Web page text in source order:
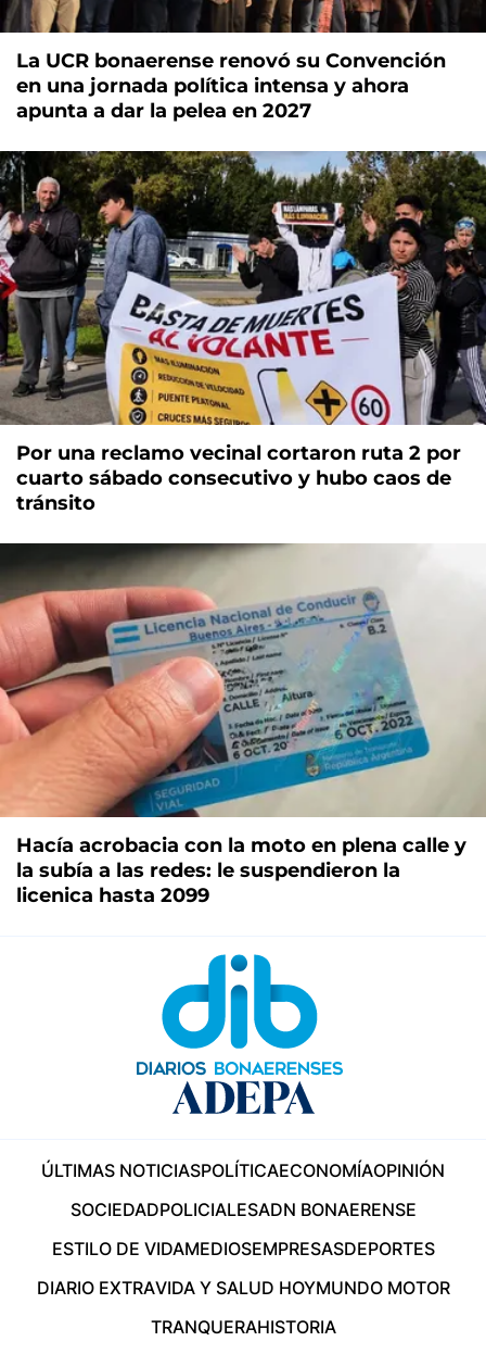
La UCR bonaerense renovó su Convención
en una jornada política intensa y ahora
apunta a dar la pelea en 2027
Por una reclamo vecinal cortaron ruta 2 por
cuarto sábado consecutivo y hubo caos de
tránsito
Hacía acrobacia con la moto en plena calle y
la subía a las redes: le suspendieron la
licenica hasta 2099
ÚLTIMAS NOTICIASPOLÍTICAECONOMÍAOPINIÓN
SOCIEDADPOLICIALESADN BONAERENSE
ESTILO DE VIDAMEDIOSEMPRESASDEPORTES
DIARIO EXTRAVIDA Y SALUD HOYMUNDO MOTOR
TRANQUERAHISTORIA